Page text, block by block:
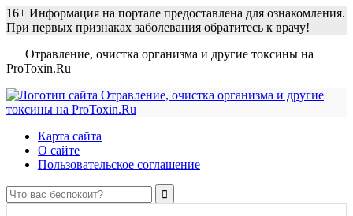
16+ Информация на портале предоставлена для ознакомления.
При первых признаках заболевания обратитесь к врачу!
Отравление, очистка организма и другие токсины на
ProToxin.Ru
Карта сайта
О сайте
Пользовательское соглашение